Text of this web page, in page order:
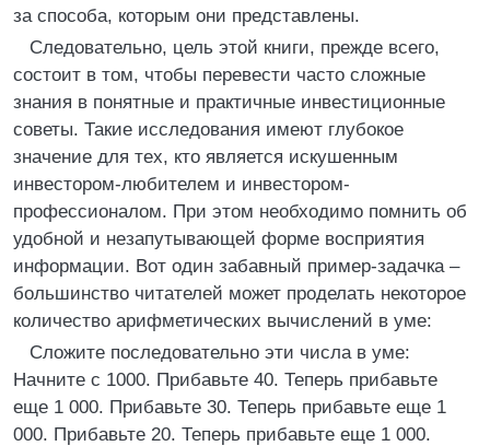
за способа, которым они представлены.
Следовательно, цель этой книги, прежде всего,
состоит в том, чтобы перевести часто сложные
знания в понятные и практичные инвестиционные
советы. Такие исследования имеют глубокое
значение для тех, кто является искушенным
инвестором-любителем и инвестором-
профессионалом. При этом необходимо помнить об
удобной и незапутывающей форме восприятия
информации. Вот один забавный пример-задачка –
большинство читателей может проделать некоторое
количество арифметических вычислений в уме:
Сложите последовательно эти числа в уме:
Начните с 1000. Прибавьте 40. Теперь прибавьте
еще 1 000. Прибавьте 30. Теперь прибавьте еще 1
000. Прибавьте 20. Теперь прибавьте еще 1 000.